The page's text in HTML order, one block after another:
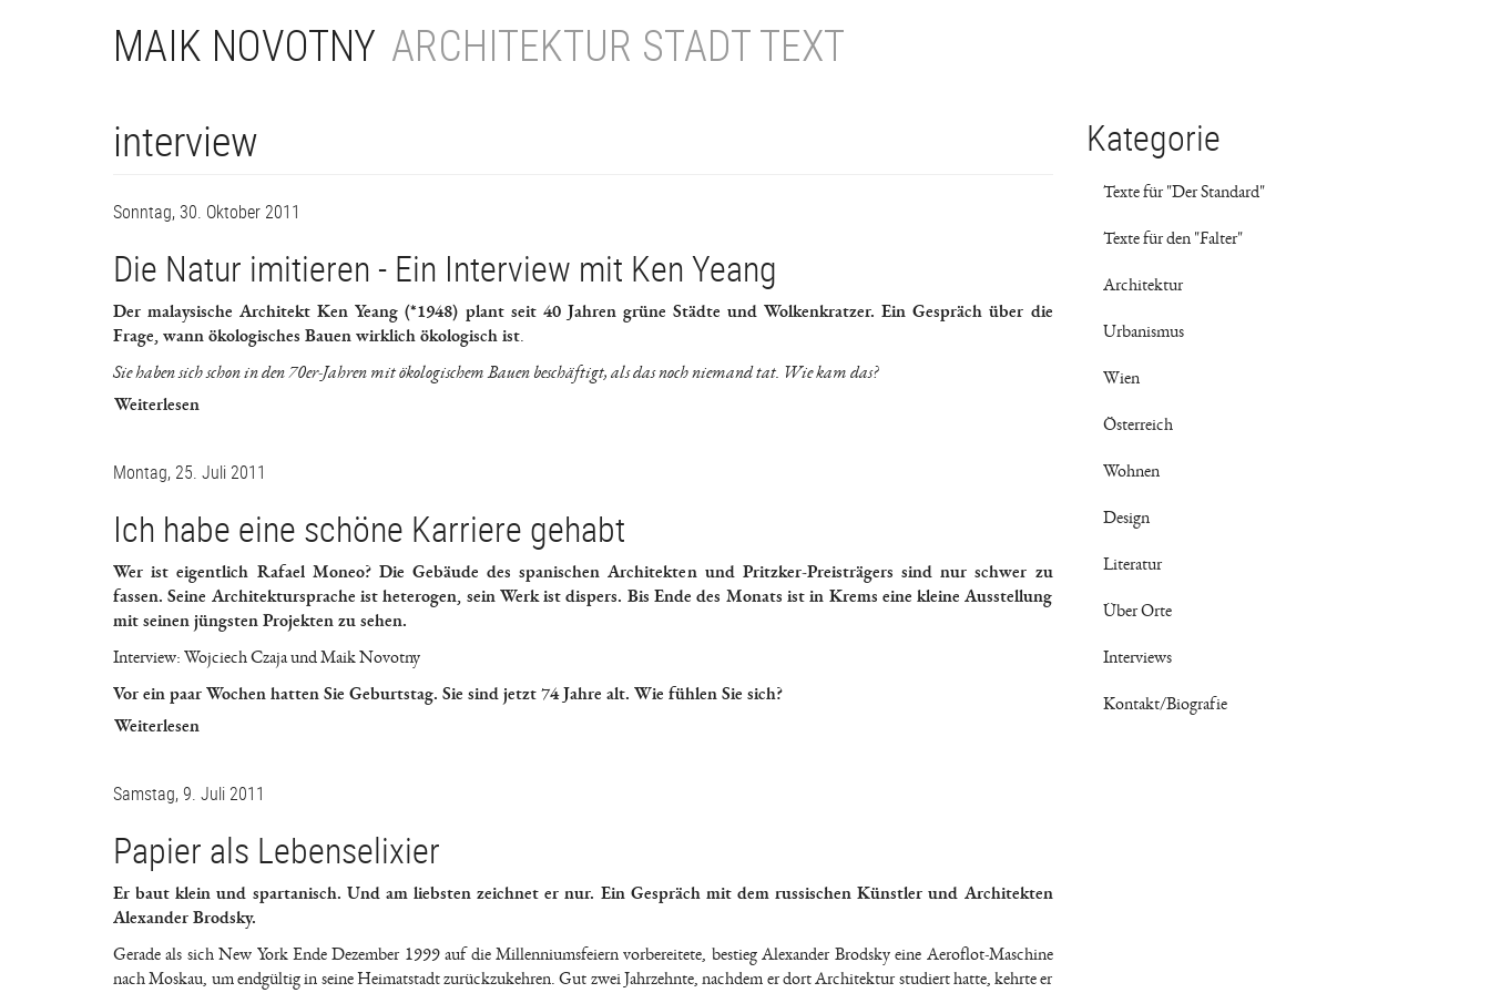
MAIK NOVOTNY ARCHITEKTUR STADT TEXT
interview
Sonntag, 30. Oktober 2011
Die Natur imitieren - Ein Interview mit Ken Yeang
Der malaysische Architekt Ken Yeang (*1948) plant seit 40 Jahren grüne Städte und Wolkenkratzer. Ein Gespräch über die
Frage, wann ökologisches Bauen wirklich ökologisch ist
Sie haben sich schon in den 70er-Jahren mit ökologischem Bauen beschäftigt, als das noch niemand tat. Wie kam das?
Weiterlesen
Montag, 25. Juli 2011
Ich habe eine schöne Karriere gehabt
Wer ist eigentlich Rafael Moneo? Die Gebäude des spanischen Architekten und Pritzker-Preisträgers sind nur schwer zu
fassen. Seine Architektursprache ist heterogen, sein Werk ist dispers. Bis Ende des Monats ist in Krems eine kleine Ausstellung
mit seinen jüngsten Projekten zu sehen.
Interview: Wojciech Czaja und Maik Novotny
Vor ein paar Wochen hatten Sie Geburtstag. Sie sind jetzt 74 Jahre alt. Wie fühlen Sie sich?
Weiterlesen
Samstag, 9. Juli 2011
Papier als Lebenselixier
Er baut klein und spartanisch. Und am liebsten zeichnet er nur. Ein Gespräch mit dem russischen Künstler und Architekten
Alexander Brodsky.
Gerade als sich New York Ende Dezember 1999 auf die Millenniumsfeiern vorbereitete, bestieg Alexander Brodsky eine Aeroflot-Maschine
nach Moskau, um endgültig in seine Heimatstadt zurückzukehren. Gut zwei Jahrzehnte, nachdem er dort Architektur studiert hatte, kehrte er
Kategorie
Texte für "Der Standard"
Texte für den "Falter"
Architektur
Urbanismus
Wien
Österreich
Wohnen
Design
Literatur
Über Orte
Interviews
Kontakt/Biografie